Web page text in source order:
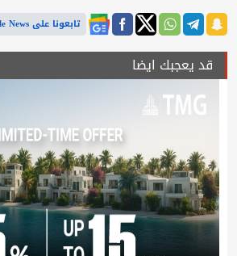
تابعونا على Google News
قد يعجبك ايضا